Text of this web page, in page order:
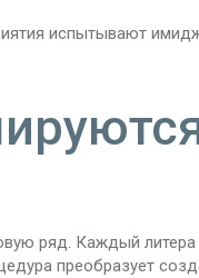
испытывают
ряд. Каждый
преобразует